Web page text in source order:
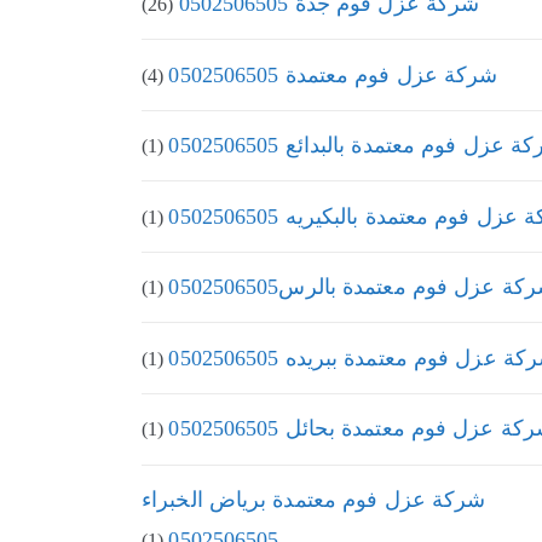
(26)
شركة عزل فوم معتمدة 0502506505 (4)
عزل فوم معتمدة بالبدائع 0502506505 (1)
فوم معتمدة بالبكيريه 0502506505 (1)
عزل فوم معتمدة بالرس0502506505 (1)
عزل فوم معتمدة ببريده 0502506505 (1)
عزل فوم معتمدة بحائل 0502506505 (1)
شركة عزل فوم معتمدة برياض الخبراء